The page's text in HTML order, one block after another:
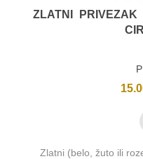
ZLATNI
Zlatni (belo, žuto ili